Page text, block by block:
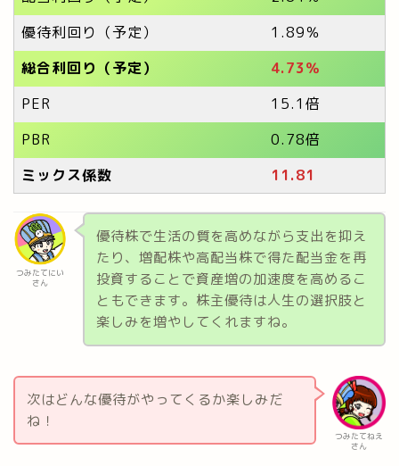
優待利回り（予定）
1.89％
総合利回り（予定）
4.73％
PER
15.1倍
PBR
0.78倍
ミックス係数
11.81
つみたてにい
さん
優待株で生活の質を高めながら支出を抑え
たり、増配株や高配当株で得た配当金を再
投資することで資産増の加速度を高めるこ
ともできます。株主優待は人生の選択肢と
楽しみを増やしてくれますね。
つみたてねえ
さん
次はどんな優待がやってくるか楽しみだ
ね！